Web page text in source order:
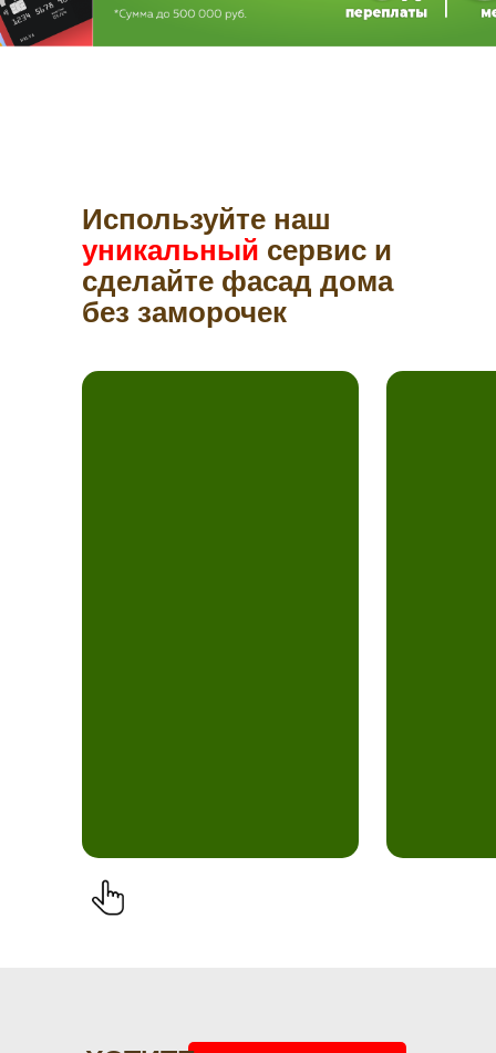
Используйте наш
уникальный сервис и
сделайте фасад дома
без заморочек